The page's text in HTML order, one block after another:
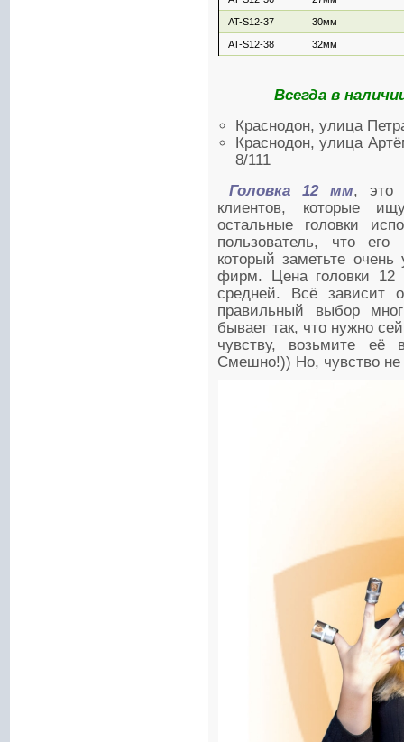
AT-S12-37 30мм
AT-S12-38 32мм
Всегда в
Краснодон, улица
Краснодон, улица
8/111
Головка 12 мм, это
клиентов, которые
остальные головки
пользователь, что его
который заметьте
фирм. Цена головки 12
средней. Всё зависит
правильный выбор
бывает так, что нужно
чувству, возьмите
Смешно!)) Но, чувство не